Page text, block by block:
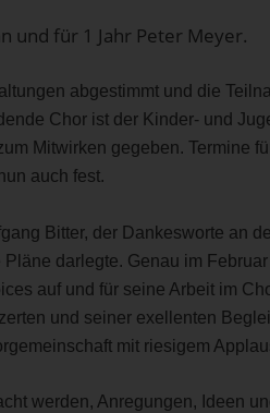
und für 1 Jahr Peter Meyer.
abgestimmt und die
Chor ist der Kinder- und
Mitwirken gegeben. Termine
auch fest.
Bitter, der Dankesworte an
darlegte. Genau im
auf und für seine Arbeit im
und seiner exellenten
mit riesigem
werden, Anregungen, Ideen